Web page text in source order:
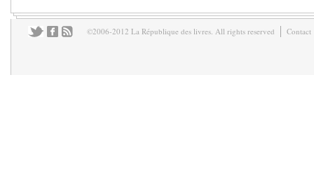
©2006-2012 La République des livres. All rights reserved Contact